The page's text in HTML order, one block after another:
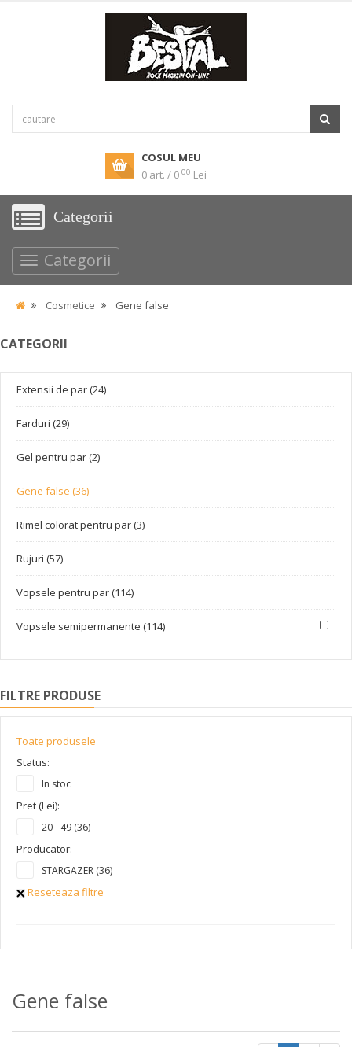
COSUL MEU
0 art. / 0 00 Lei
Categorii
Categorii
Cosmetice Gene false
CATEGORII
Extensii de par (24)
Farduri (29)
Gel pentru par (2)
Gene false (36)
Rimel colorat pentru par (3)
Rujuri (57)
Vopsele pentru par (114)
Vopsele semipermanente (114)
FILTRE PRODUSE
Toate produsele
Status:
In stoc
Pret (Lei):
20 - 49 (36)
Producator:
STARGAZER (36)
Reseteaza filtre
Gene false